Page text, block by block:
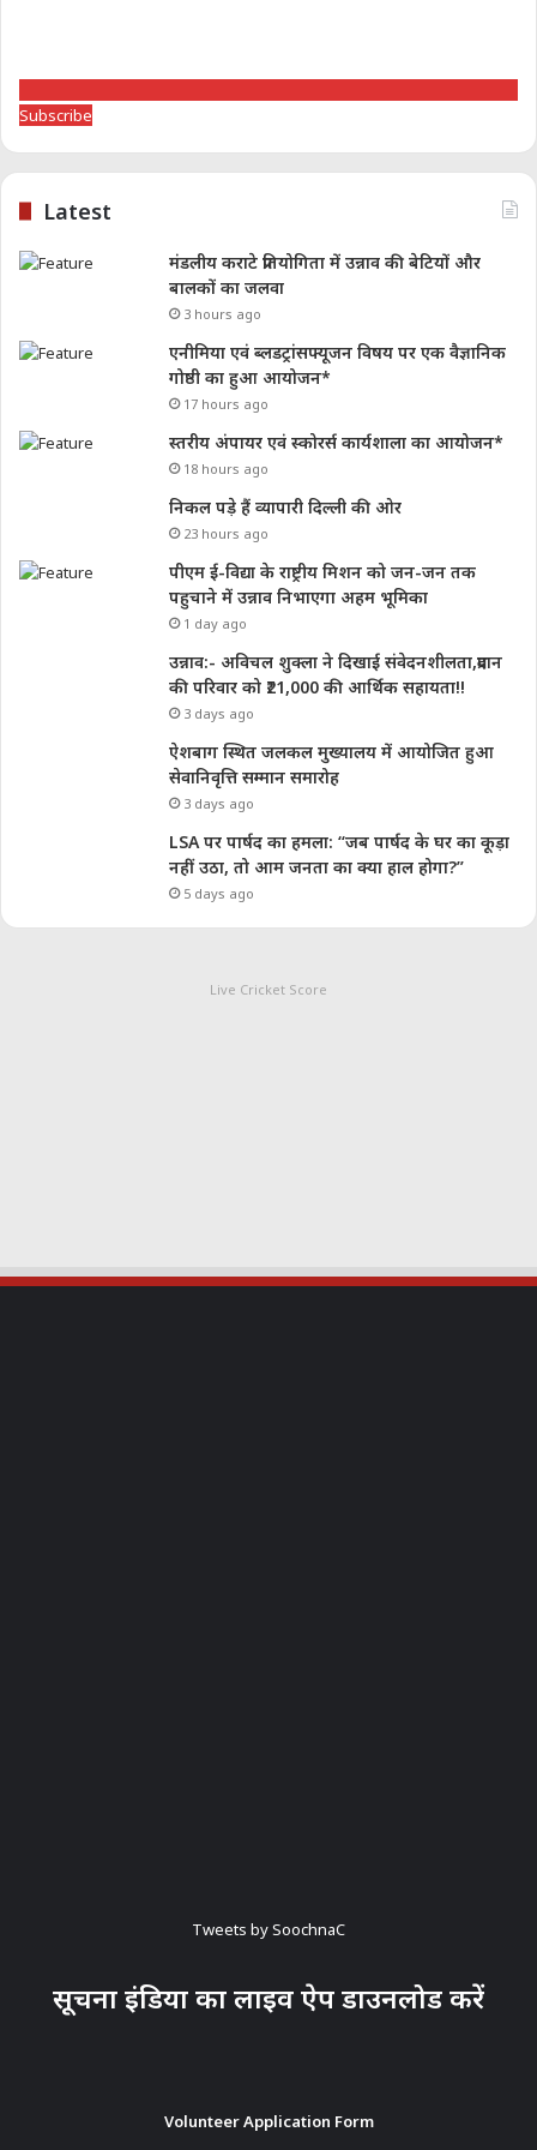
Subscribe
Latest
मंडलीय कराटे प्रतियोगिता में उन्नाव की बेटियों और
बालकों का जलवा
3 hours ago
एनीमिया एवं ब्लडट्रांसफ्यूजन विषय पर एक वैज्ञानिक
गोष्ठी का हुआ आयोजन*
17 hours ago
स्तरीय अंपायर एवं स्कोरर्स कार्यशाला का आयोजन*
18 hours ago
निकल पड़े हैं व्यापारी दिल्ली की ओर
23 hours ago
पीएम ई-विद्या के राष्ट्रीय मिशन को जन-जन तक
पहुचाने में उन्नाव निभाएगा अहम भूमिका
1 day ago
उन्नाव:- अविचल शुक्ला ने दिखाई संवेदनशीलता,प्रदान
की परिवार को ₹21,000 की आर्थिक सहायता!!
3 days ago
ऐशबाग स्थित जलकल मुख्यालय में आयोजित हुआ
सेवानिवृत्ति सम्मान समारोह
3 days ago
LSA पर पार्षद का हमला: “जब पार्षद के घर का कूड़ा
नहीं उठा, तो आम जनता का क्या हाल होगा?”
5 days ago
Live Cricket Score
Tweets by SoochnaC
सूचना इंडिया का लाइव ऐप डाउनलोड करें
Volunteer Application Form